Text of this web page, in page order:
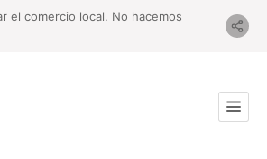
el comercio local. No hacemos